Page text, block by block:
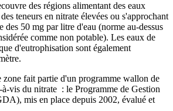
des régions alimentant des eaux
teneurs en nitrate élevées ou s'approchant
des 50 mg par litre d'eau (norme au-dessus
comme non potable). Les eaux de
d'eutrophisation sont également
fait partie d'un programme wallon de
vis du nitrate : le Programme de Gestion
mis en place depuis 2002, évalué et